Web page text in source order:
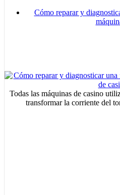
Cómo reparar y
Todas las máquinas de casino
transformar la corriente del